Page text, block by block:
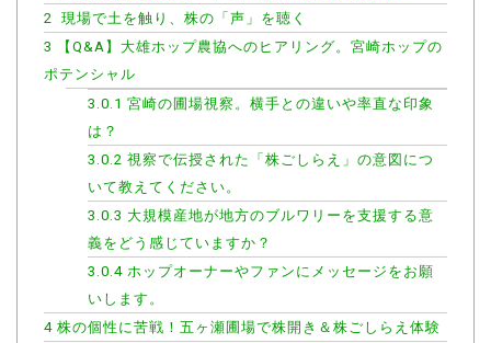
2 現場で土を触り、株の「声」を聴く
3
【Q&A】大雄ホップ農協へのヒアリング。宮崎ホップの
ポテンシャル
3.0.1 宮崎の圃場視察。横手との違いや率直な印象
は？
3.0.2 視察で伝授された「株ごしらえ」の意図につ
いて教えてください。
3.0.3 大規模産地が地方のブルワリーを支援する意
義をどう感じていますか？
3.0.4ホップオーナーやファンにメッセージをお願
いします。
4 株の個性に苦戦！五ヶ瀬圃場で株開き＆株ごしらえ体験